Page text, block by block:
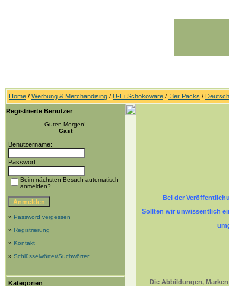
Home / Werbung & Merchandising / Ü-Ei Schokoware / 3er Packs /
Registrierte Benutzer
Guten Morgen!
Gast
Benutzername:
Passwort:
Beim nächsten Besuch automatisch
anmelden?
» Password vergessen
» Registrierung
» Kontakt
» Schlüsselwörter/Suchwörter:
Kategorien
Bei der
Sollten wir unwissentlich
Die Abbildungen,